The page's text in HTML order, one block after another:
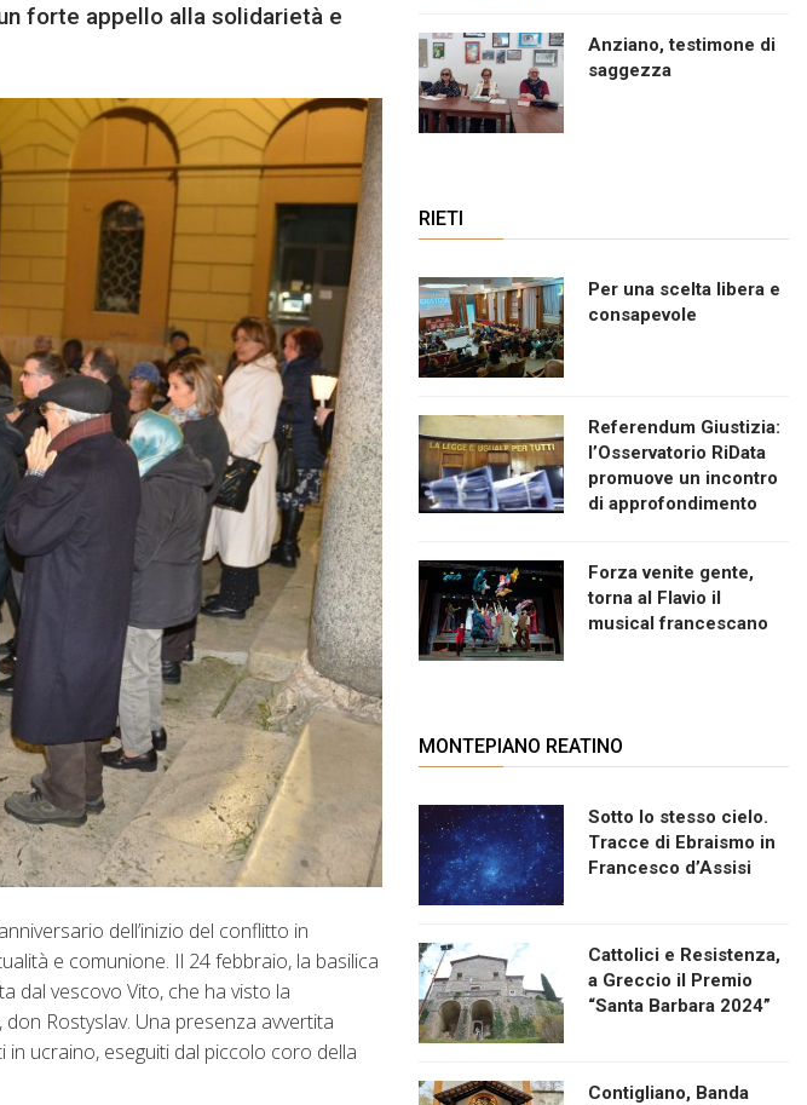
forte appello alla solidarietà e
dell’inizio del conflitto in
e comunione. Il 24 febbraio, la basilica
dal vescovo Vito, che ha visto la
Rostyslav. Una presenza avvertita
ucraino, eseguiti dal piccolo coro della
Anziano, testimone di
saggezza
RIETI
Per una scelta libera e
consapevole
Referendum Giustizia:
l’Osservatorio RiData
promuove un incontro
di approfondimento
Forza venite gente,
torna al Flavio il
musical francescano
MONTEPIANO REATINO
Sotto lo stesso cielo.
Tracce di Ebraismo in
Francesco d’Assisi
Cattolici e Resistenza,
a Greccio il Premio
“Santa Barbara 2024”
Contigliano, Banda